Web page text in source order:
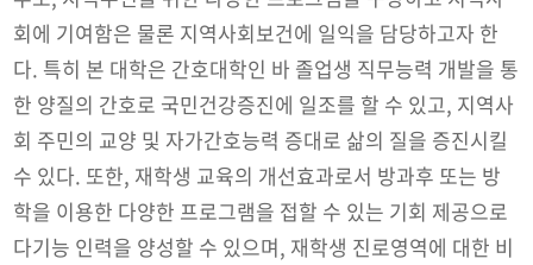
회에 기여함은 물론 지역사회보건에 일익을 담당하고자 한
다. 특히 본 대학은 간호대학인 바 졸업생 직무능력 개발을 통
한 양질의 간호로 국민건강증진에 일조를 할 수 있고, 지역사
회 주민의 교양 및 자가간호능력 증대로 삶의 질을 증진시킬
수 있다. 또한, 재학생 교육의 개선효과로서 방과후 또는 방
학을 이용한 다양한 프로그램을 접할 수 있는 기회 제공으로
다기능 인력을 양성할 수 있으며, 재학생 진로영역에 대한 비